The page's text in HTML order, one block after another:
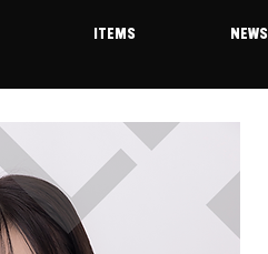
ITEMS NEWS